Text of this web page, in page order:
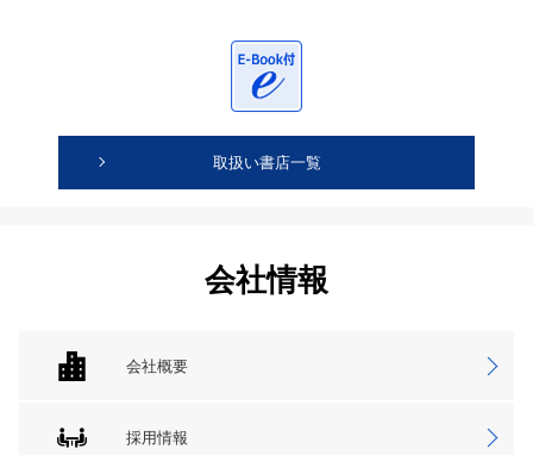
取扱い書店一覧
会社情報
会社概要
採用情報